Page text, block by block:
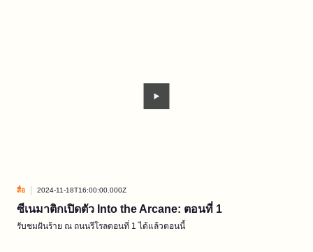
สื่อ 2024-11-18T16:00:00.000Z
ซีเนมาติกเปิดตัว Into the Arcane: ตอนที่ 1
รับชมฝันร้าย ณ ถนนรีโรลตอนที่ 1 ได้แล้วตอนนี้